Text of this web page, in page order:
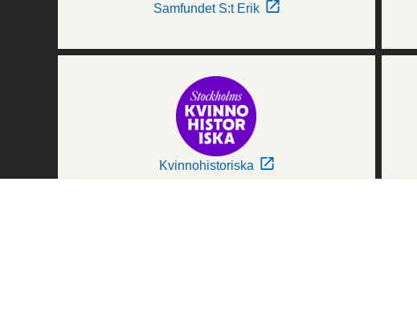
Samfundet S:t Erik
Kvinnohistoriska